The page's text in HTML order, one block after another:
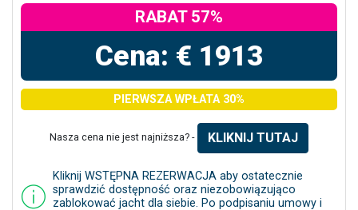
RABAT 57%
Cena: € 1913
PIERWSZA WPŁATA 30%
Nasza cena nie jest najniższa? - KLIKNIJ TUTAJ
Kliknij WSTĘPNA REZERWACJA aby ostatecznie
sprawdzić dostępność oraz niezobowiązująco
zablokować jacht dla siebie. Po podpisaniu umowy i